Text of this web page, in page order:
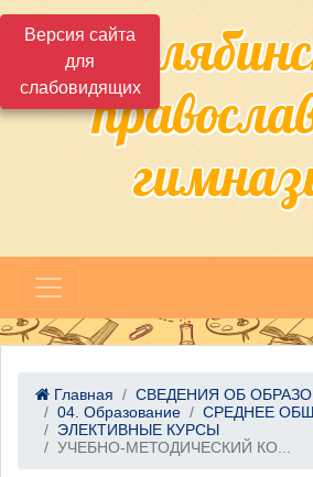
Версия сайта
для
слабовидящих
Главная
СВЕДЕНИЯ ОБ
04. Образование
СРЕДНЕЕ
ЭЛЕКТИВНЫЕ КУРСЫ
УЧЕБНО-МЕТОДИЧЕСКИЙ КО...